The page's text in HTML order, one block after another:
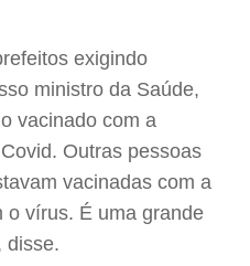
exigindo
ministro da Saúde,
vacinado com a
Outras pessoas
vacinadas com a
o vírus. É uma grande
disse.